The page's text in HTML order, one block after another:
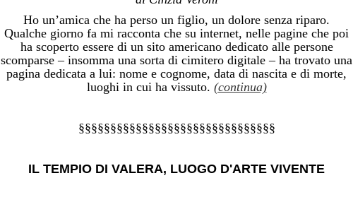
Ho un’amica che ha perso un figlio, un dolore senza riparo.
Qualche giorno fa mi racconta che su internet, nelle pagine che poi
ha scoperto essere di un sito americano dedicato alle persone
scomparse – insomma una sorta di cimitero digitale – ha trovato una
pagina dedicata a lui: nome e cognome, data di nascita e di morte,
luoghi in cui ha vissuto. (continua)
§§§§§§§§§§§§§§§§§§§§§§§§§§§§§§§
IL TEMPIO DI VALERA, LUOGO D'ARTE VIVENTE